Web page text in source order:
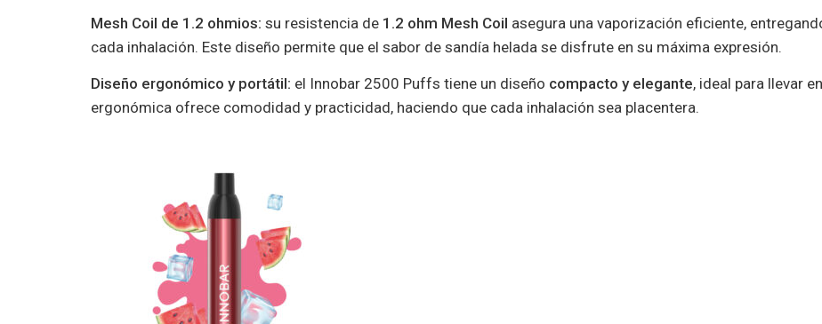
Mesh Coil de 1.2 ohmios: su resistencia de 1.2 ohm Mesh Coil asegura una vaporización eficiente,
cada inhalación. Este diseño permite que el sabor de sandía helada se disfrute en su máxima expresión.
Diseño ergonómico y portátil: el Innobar 2500 Puffs tiene un diseño compacto y elegante, ideal para llevar
ergonómica ofrece comodidad y practicidad, haciendo que cada inhalación sea placentera.